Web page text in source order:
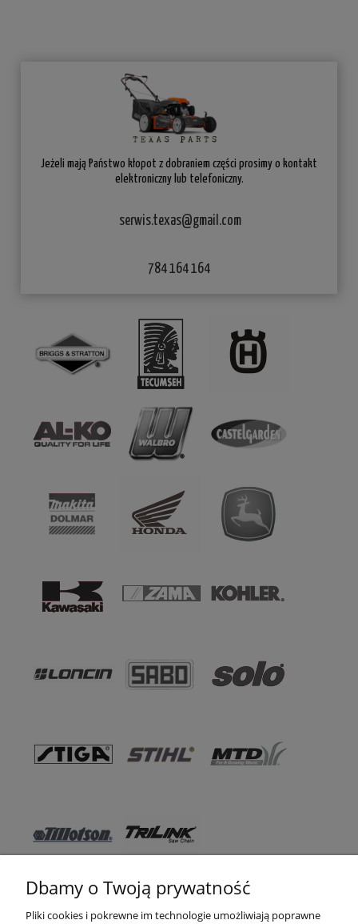
Jeżeli mają Państwo kłopot z dobraniem części prosimy o kontakt
elektroniczny lub telefoniczny.
serwis.texas@gmail.com
784 164 164
Pomoc
Dbamy o Twoją prywatność
Pliki cookies i pokrewne im technologie umożliwiają poprawne